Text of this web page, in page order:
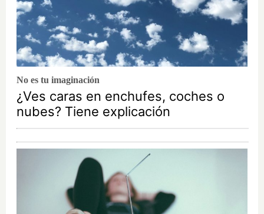
No es tu imaginación
¿Ves caras en enchufes, coches o
nubes? Tiene explicación